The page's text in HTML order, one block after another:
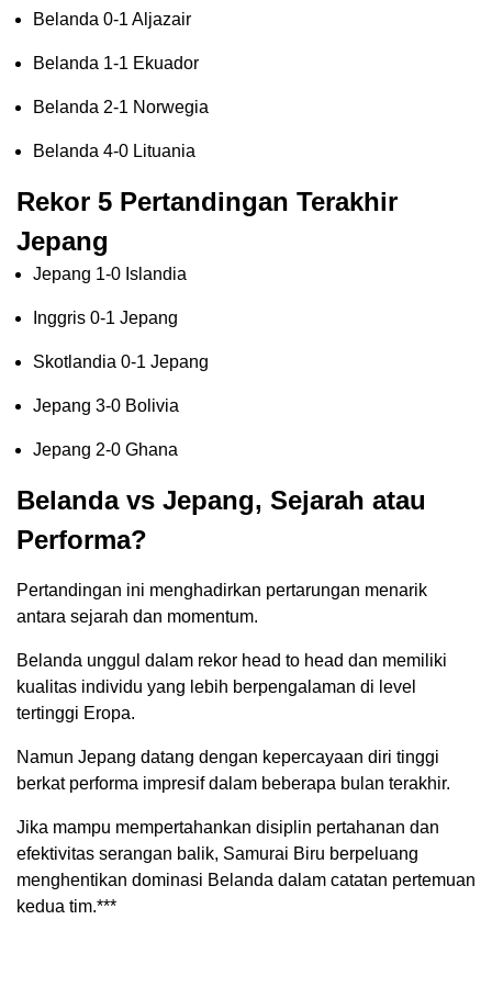
Belanda 0-1 Aljazair
Belanda 1-1 Ekuador
Belanda 2-1 Norwegia
Belanda 4-0 Lituania
Rekor 5 Pertandingan Terakhir
Jepang
Jepang 1-0 Islandia
Inggris 0-1 Jepang
Skotlandia 0-1 Jepang
Jepang 3-0 Bolivia
Jepang 2-0 Ghana
Belanda vs Jepang, Sejarah atau
Performa?
Pertandingan ini menghadirkan pertarungan menarik
antara sejarah dan momentum.
Belanda unggul dalam rekor head to head dan memiliki
kualitas individu yang lebih berpengalaman di level
tertinggi Eropa.
Namun Jepang datang dengan kepercayaan diri tinggi
berkat performa impresif dalam beberapa bulan terakhir.
Jika mampu mempertahankan disiplin pertahanan dan
efektivitas serangan balik, Samurai Biru berpeluang
menghentikan dominasi Belanda dalam catatan pertemuan
kedua tim.***